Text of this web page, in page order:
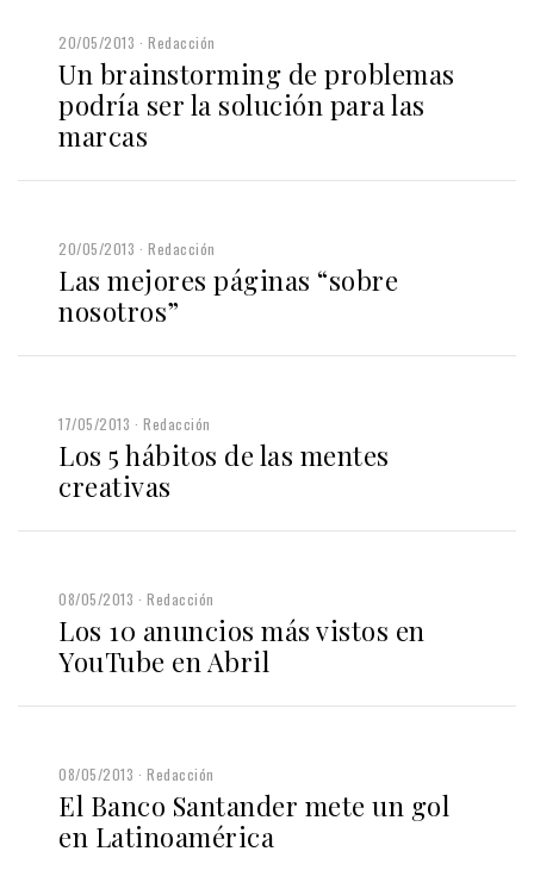
20/05/2013 Redacción
Un brainstorming de problemas
podría ser la solución para las
marcas
20/05/2013 Redacción
Las mejores páginas “sobre
nosotros”
17/05/2013 Redacción
Los 5 hábitos de las mentes
creativas
08/05/2013 Redacción
Los 10 anuncios más vistos en
YouTube en Abril
08/05/2013 Redacción
El Banco Santander mete un gol
en Latinoamérica